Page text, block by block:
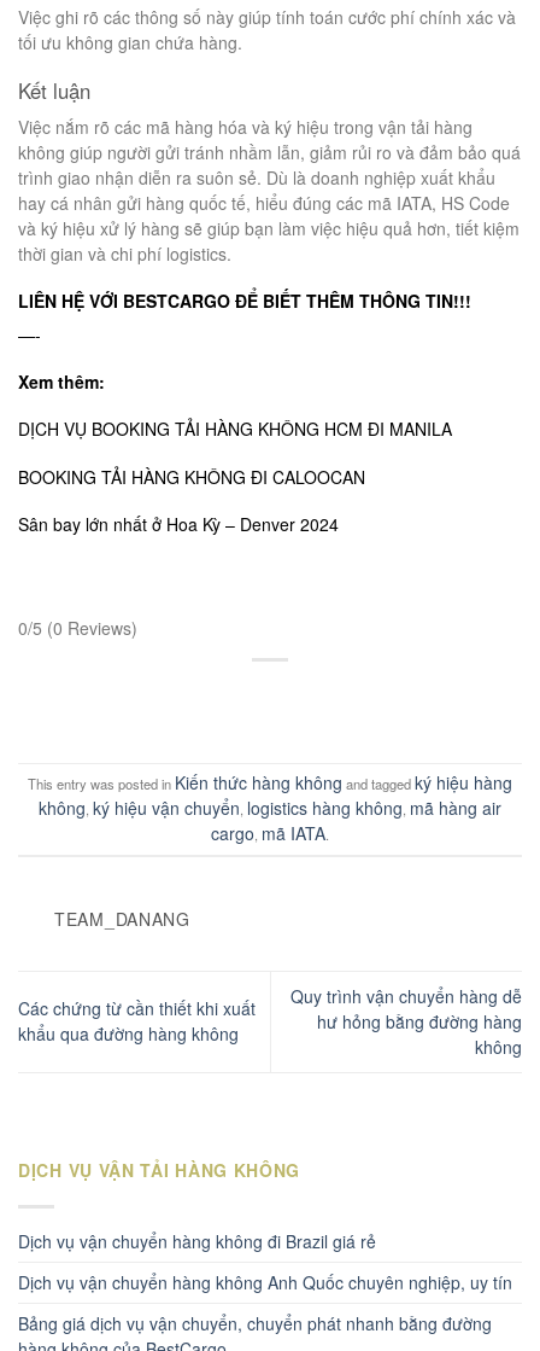
Việc ghi rõ các thông số này giúp tính toán cước phí chính xác và
tối ưu không gian chứa hàng.
Kết luận
Việc nắm rõ các mã hàng hóa và ký hiệu trong vận tải hàng
không giúp người gửi tránh nhầm lẫn, giảm rủi ro và đảm bảo quá
trình giao nhận diễn ra suôn sẻ. Dù là doanh nghiệp xuất khẩu
hay cá nhân gửi hàng quốc tế, hiểu đúng các mã IATA, HS Code
và ký hiệu xử lý hàng sẽ giúp bạn làm việc hiệu quả hơn, tiết kiệm
thời gian và chi phí logistics.
LIÊN HỆ VỚI BESTCARGO ĐỂ BIẾT THÊM THÔNG TIN!!!
—-
Xem thêm:
DỊCH VỤ BOOKING TẢI HÀNG KHÔNG HCM ĐI MANILA
BOOKING TẢI HÀNG KHÔNG ĐI CALOOCAN
Sân bay lớn nhất ở Hoa Kỳ – Denver 2024
0/5 (0 Reviews)
This entry was posted in Kiến thức hàng không and taggedký hiệu hàng
không, ký hiệu vận chuyển, logistics hàng không, mã hàng air
cargo, mã IATA.
TEAM_DANANG
Các chứng từ cần thiết khi xuất
khẩu qua đường hàng không
Quy trình vận chuyển hàng dễ
hư hỏng bằng đường hàng
không
DỊCH VỤ VẬN TẢI HÀNG KHÔNG
Dịch vụ vận chuyển hàng không đi Brazil giá rẻ
Dịch vụ vận chuyển hàng không Anh Quốc chuyên nghiệp, uy tín
Bảng giá dịch vụ vận chuyển, chuyển phát nhanh bằng đường